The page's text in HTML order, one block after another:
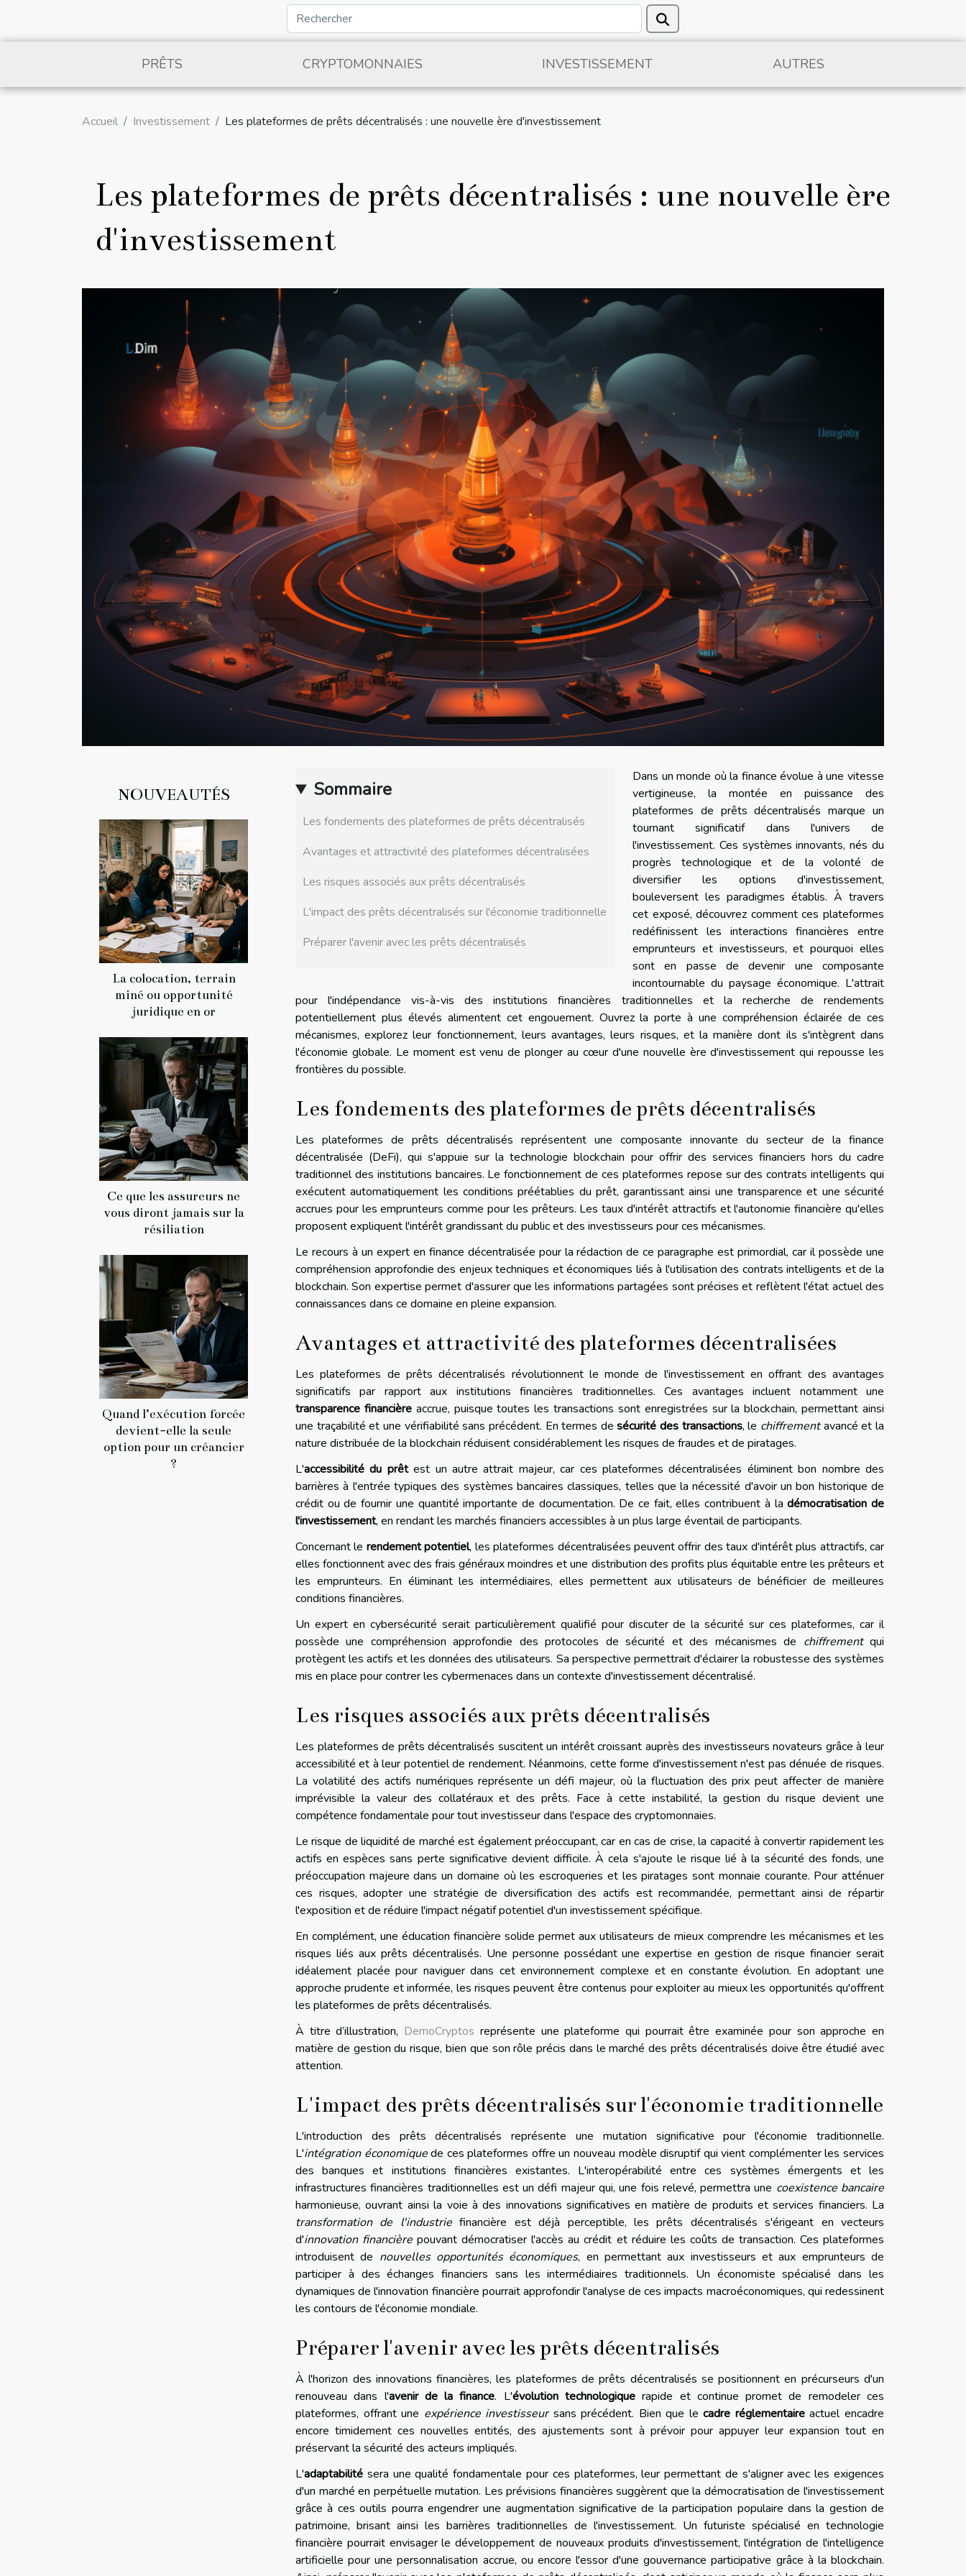
PRÊTS CRYPTOMONNAIES INVESTISSEMENT AUTRES
Accueil Investissement Les plateformes de prêts décentralisés : une nouvelle ère d'investissement
Les plateformes de prêts décentralisés : une nouvelle ère
d'investissement
NOUVEAUTÉS
La colocation, terrain
miné ou opportunité
juridique en or
Ce que les assureurs ne
vous diront jamais sur la
résiliation
Quand l’exécution forcée
devient-elle la seule
option pour un créancier
?
Sommaire
Les fondements des plateformes de prêts décentralisés
Avantages et attractivité des plateformes décentralisées
Les risques associés aux prêts décentralisés
L'impact des prêts décentralisés sur l'économie traditionnelle
Préparer l'avenir avec les prêts décentralisés
Dans un monde où la finance évolue à une vitesse
vertigineuse, la montée en puissance des
plateformes de prêts décentralisés marque un
tournant significatif dans l'univers de
l'investissement. Ces systèmes innovants, nés du
progrès technologique et de la volonté de
diversifier les options d'investissement,
bouleversent les paradigmes établis. À travers
cet exposé, découvrez comment ces plateformes
redéfinissent les interactions financières entre
emprunteurs et investisseurs, et pourquoi elles
sont en passe de devenir une composante
incontournable du paysage économique. L'attrait
pour l'indépendance vis-à-vis des institutions financières traditionnelles et la recherche de rendements
potentiellement plus élevés alimentent cet engouement. Ouvrez la porte à une compréhension éclairée de ces
mécanismes, explorez leur fonctionnement, leurs avantages, leurs risques, et la manière dont ils s'intègrent dans
l'économie globale. Le moment est venu de plonger au cœur d'une nouvelle ère d'investissement qui repousse les
frontières du possible.
Les fondements des plateformes de prêts décentralisés
Les plateformes de prêts décentralisés représentent une composante innovante du secteur de la finance
décentralisée (DeFi), qui s'appuie sur la technologie blockchain pour offrir des services financiers hors du cadre
traditionnel des institutions bancaires. Le fonctionnement de ces plateformes repose sur des contrats intelligents qui
exécutent automatiquement les conditions préétablies du prêt, garantissant ainsi une transparence et une sécurité
accrues pour les emprunteurs comme pour les prêteurs. Les taux d'intérêt attractifs et l'autonomie financière qu'elles
proposent expliquent l'intérêt grandissant du public et des investisseurs pour ces mécanismes.
Le recours à un expert en finance décentralisée pour la rédaction de ce paragraphe est primordial, car il possède une
compréhension approfondie des enjeux techniques et économiques liés à l'utilisation des contrats intelligents et de la
blockchain. Son expertise permet d'assurer que les informations partagées sont précises et reflètent l'état actuel des
connaissances dans ce domaine en pleine expansion.
Avantages et attractivité des plateformes décentralisées
Les plateformes de prêts décentralisés révolutionnent le monde de l'investissement en offrant des avantages
significatifs par rapport aux institutions financières traditionnelles. Ces avantages incluent notamment une
transparence financièreaccrue, puisque toutes les transactions sont enregistrées sur la blockchain, permettant ainsi
une traçabilité et une vérifiabilité sans précédent. En termes desécurité des transactions, le chiffrementavancé et la
nature distribuée de la blockchain réduisent considérablement les risques de fraudes et de piratages.
L'accessibilité du prêtest un autre attrait majeur, car ces plateformes décentralisées éliminent bon nombre des
barrières à l'entrée typiques des systèmes bancaires classiques, telles que la nécessité d'avoir un bon historique de
crédit ou de fournir une quantité importante de documentation. De ce fait, elles contribuent à ladémocratisation de
l'investissement, en rendant les marchés financiers accessibles à un plus large éventail de participants.
Concernant le rendement potentiel, les plateformes décentralisées peuvent offrir des taux d'intérêt plus attractifs, car
elles fonctionnent avec des frais généraux moindres et une distribution des profits plus équitable entre les prêteurs et
les emprunteurs. En éliminant les intermédiaires, elles permettent aux utilisateurs de bénéficier de meilleures
conditions financières.
Un expert en cybersécurité serait particulièrement qualifié pour discuter de la sécurité sur ces plateformes, car il
possède une compréhension approfondie des protocoles de sécurité et des mécanismes de chiffrementqui
protègent les actifs et les données des utilisateurs. Sa perspective permettrait d'éclairer la robustesse des systèmes
mis en place pour contrer les cybermenaces dans un contexte d'investissement décentralisé.
Les risques associés aux prêts décentralisés
Les plateformes de prêts décentralisés suscitent un intérêt croissant auprès des investisseurs novateurs grâce à leur
accessibilité et à leur potentiel de rendement. Néanmoins, cette forme d'investissement n'est pas dénuée de risques.
La volatilité des actifs numériques représente un défi majeur, où la fluctuation des prix peut affecter de manière
imprévisible la valeur des collatéraux et des prêts. Face à cette instabilité, la gestion du risque devient une
compétence fondamentale pour tout investisseur dans l'espace des cryptomonnaies.
Le risque de liquidité de marché est également préoccupant, car en cas de crise, la capacité à convertir rapidement les
actifs en espèces sans perte significative devient difficile. À cela s'ajoute le risque lié à la sécurité des fonds, une
préoccupation majeure dans un domaine où les escroqueries et les piratages sont monnaie courante. Pour atténuer
ces risques, adopter une stratégie de diversification des actifs est recommandée, permettant ainsi de répartir
l'exposition et de réduire l'impact négatif potentiel d'un investissement spécifique.
En complément, une éducation financière solide permet aux utilisateurs de mieux comprendre les mécanismes et les
risques liés aux prêts décentralisés. Une personne possédant une expertise en gestion de risque financier serait
idéalement placée pour naviguer dans cet environnement complexe et en constante évolution. En adoptant une
approche prudente et informée, les risques peuvent être contenus pour exploiter au mieux les opportunités qu'offrent
les plateformes de prêts décentralisés.
À titre d’illustration, DemoCryptos représente une plateforme qui pourrait être examinée pour son approche en
matière de gestion du risque, bien que son rôle précis dans le marché des prêts décentralisés doive être étudié avec
attention.
L'impact des prêts décentralisés sur l'économie traditionnelle
L'introduction des prêts décentralisés représente une mutation significative pour l'économie traditionnelle.
L'intégration économiquede ces plateformes offre un nouveau modèle disruptif qui vient complémenter les services
des banques et institutions financières existantes. L'interopérabilité entre ces systèmes émergents et les
infrastructures financières traditionnelles est un défi majeur qui, une fois relevé, permettra une coexistence bancaire
harmonieuse, ouvrant ainsi la voie à des innovations significatives en matière de produits et services financiers. La
transformation de l'industriefinancière est déjà perceptible, les prêts décentralisés s'érigeant en vecteurs
d'innovation financière pouvant démocratiser l'accès au crédit et réduire les coûts de transaction. Ces plateformes
introduisent de nouvelles opportunités économiques, en permettant aux investisseurs et aux emprunteurs de
participer à des échanges financiers sans les intermédiaires traditionnels. Un économiste spécialisé dans les
dynamiques de l'innovation financière pourrait approfondir l'analyse de ces impacts macroéconomiques, qui redessinent
les contours de l'économie mondiale.
Préparer l'avenir avec les prêts décentralisés
À l'horizon des innovations financières, les plateformes de prêts décentralisés se positionnent en précurseurs d'un
renouveau dans l'avenir de la finance. L'évolution technologique rapide et continue promet de remodeler ces
plateformes, offrant une expérience investisseursans précédent. Bien que lecadre réglementaireactuel encadre
encore timidement ces nouvelles entités, des ajustements sont à prévoir pour appuyer leur expansion tout en
préservant la sécurité des acteurs impliqués.
L'adaptabilité sera une qualité fondamentale pour ces plateformes, leur permettant de s'aligner avec les exigences
d'un marché en perpétuelle mutation. Les prévisions financières suggèrent que la démocratisation de l'investissement
grâce à ces outils pourra engendrer une augmentation significative de la participation populaire dans la gestion de
patrimoine, brisant ainsi les barrières traditionnelles de l'investissement. Un futuriste spécialisé en technologie
financière pourrait envisager le développement de nouveaux produits d'investissement, l'intégration de l'intelligence
artificielle pour une personnalisation accrue, ou encore l'essor d'une gouvernance participative grâce à la blockchain.